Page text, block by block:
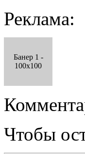
Реклама:
Банер 1 -
100x100
Чтобы